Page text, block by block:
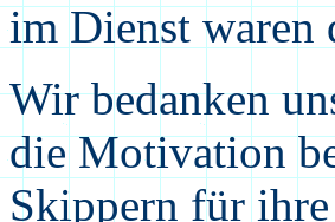
im Dienst
Wir bedanken
die Motivation
Skippern für